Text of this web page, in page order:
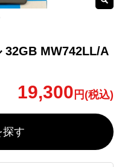
32GB MW742LL/A
19,300 円(税込)
探す